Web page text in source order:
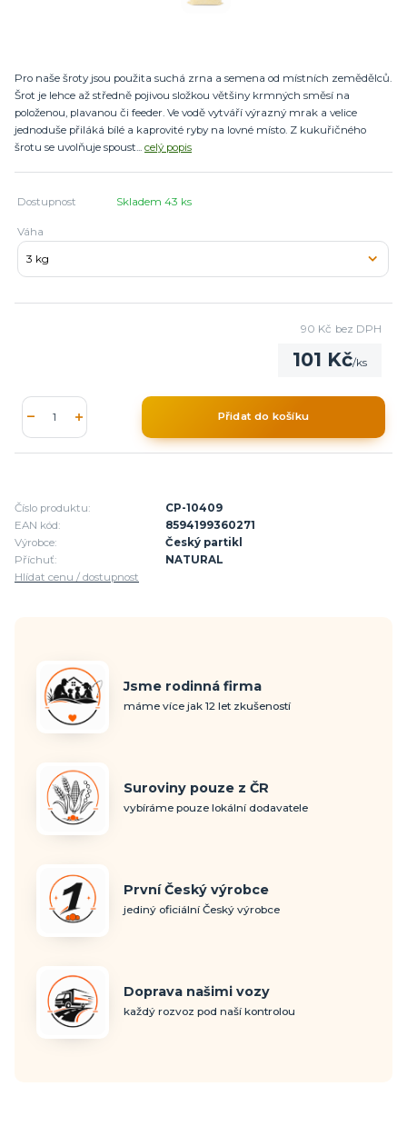
Pro naše šroty jsou použita suchá zrna a semena od místních zemědělců.
Šrot je lehce až středně pojivou složkou většiny krmných směsí na
položenou, plavanou či feeder. Ve vodě vytváří výrazný mrak a velice
jednoduše přiláká bílé a kaprovité ryby na lovné místo. Z kukuřičného
šrotu se uvolňuje spoust... celý popis
Dostupnost Skladem 43 ks
Váha
101 Kč/ks
90 Kč bez DPH
Přidat do košíku
Číslo produktu:
CP-10409
EAN kód:
8594199360271
Výrobce:
Český partikl
Příchuť:
NATURAL
Hlídat cenu / dostupnost
Jsme rodinná firma
máme více jak 12 let zkušeností
Suroviny pouze z ČR
vybíráme pouze lokální dodavatele
První Český výrobce
jediný oficiální Český výrobce
Doprava našimi vozy
každý rozvoz pod naší kontrolou